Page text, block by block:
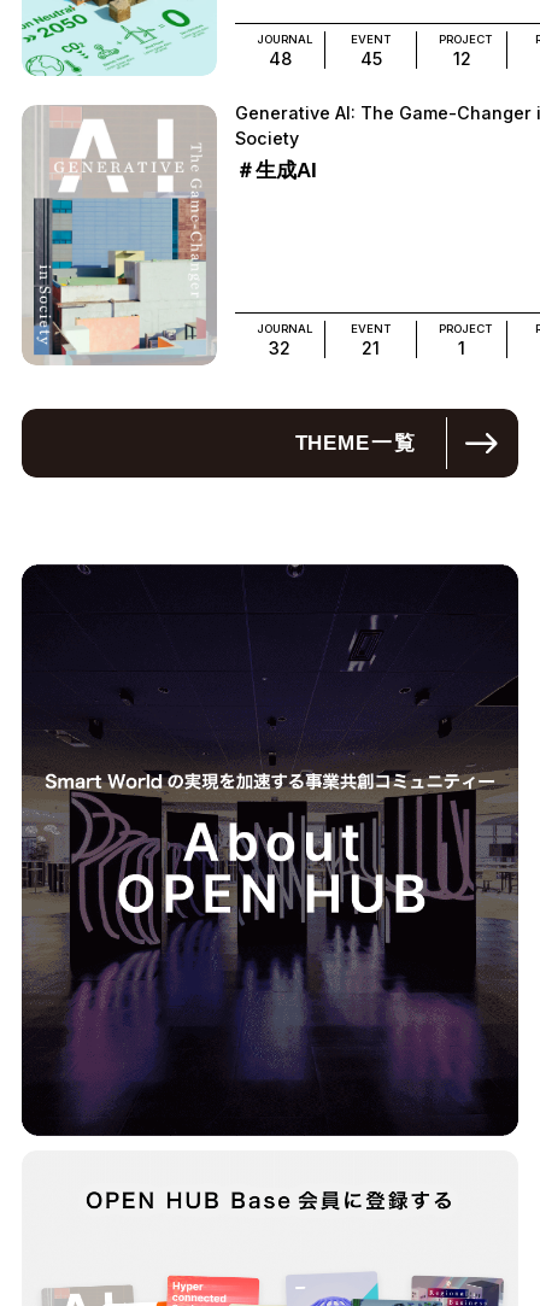
JOURNAL
48
EVENT
45
PROJECT
12
Generative AI: The Game-Changer
Society
＃生成AI
JOURNAL
32
EVENT
21
PROJECT
1
THEME一覧